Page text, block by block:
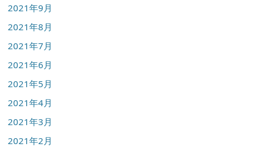
2021年9月
2021年8月
2021年7月
2021年6月
2021年5月
2021年4月
2021年3月
2021年2月